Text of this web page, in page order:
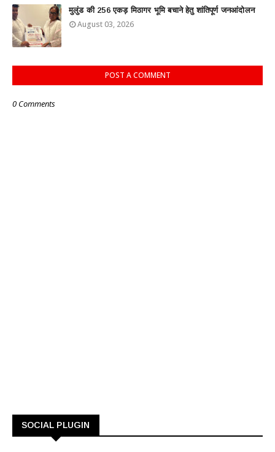
मुलुंड की 256 एकड़ मिठागर भूमि बचाने हेतु शांतिपूर्ण जनआंदोलन
August 03, 2026
POST A COMMENT
0 Comments
SOCIAL PLUGIN